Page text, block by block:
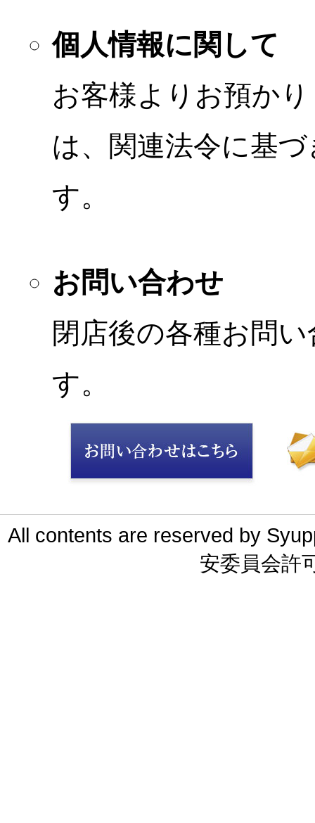
個人情報に関して
お客様よりお預か
は、関連法令に基
す。
お問い合わせ
閉店後の各種お問
す。
All contents are reserved by
安委員会許